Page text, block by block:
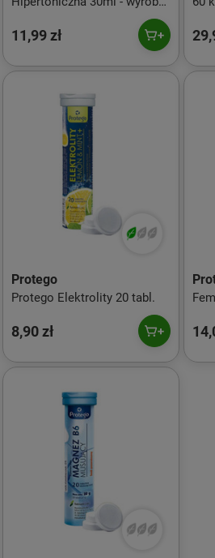
11,99 zł
Protego
Protego Elektrolity 20 tabl.
8,90 zł